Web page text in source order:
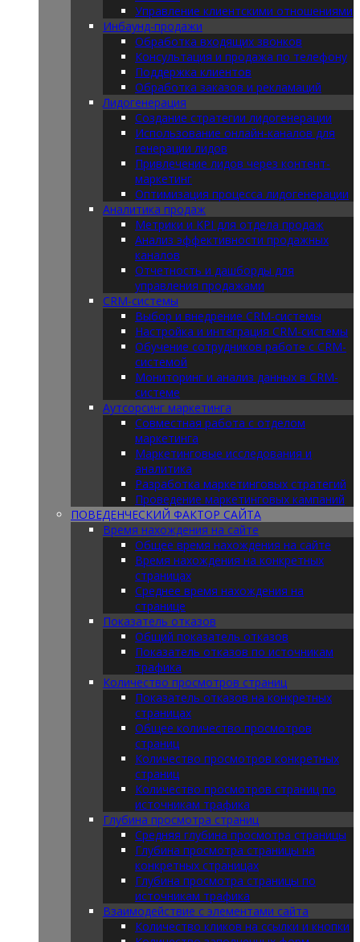
Управление клиентскими отношениями
Инбаунд-продажи
Обработка входящих звонков
Консультация и продажа по телефону
Поддержка клиентов
Обработка заказов и рекламаций
Лидогенерация
Создание стратегии лидогенерации
Использование онлайн-каналов для
генерации лидов
Привлечение лидов через контент-
маркетинг
Оптимизация процесса лидогенерации
Аналитика продаж
Метрики и KPI для отдела продаж
Анализ эффективности продажных
каналов
Отчетность и дашборды для
управления продажами
CRM-системы
Выбор и внедрение CRM-системы
Настройка и интеграция CRM-системы
Обучение сотрудников работе с CRM-
системой
Мониторинг и анализ данных в CRM-
системе
Аутсорсинг маркетинга
Совместная работа с отделом
маркетинга
Маркетинговые исследования и
аналитика
Разработка маркетинговых стратегий
Проведение маркетинговых кампаний
ПОВЕДЕНЧЕСКИЙ ФАКТОР САЙТА
Время нахождения на сайте
Общее время нахождения на сайте
Время нахождения на конкретных
страницах
Среднее время нахождения на
странице
Показатель отказов
Общий показатель отказов
Показатель отказов по источникам
трафика
Количество просмотров страниц
Показатель отказов на конкретных
страницах
Общее количество просмотров
страниц
Количество просмотров конкретных
страниц
Количество просмотров страниц по
источникам трафика
Глубина просмотра страниц
Средняя глубина просмотра страницы
Глубина просмотра страницы на
конкретных страницах
Глубина просмотра страницы по
источникам трафика
Взаимодействие с элементами сайта
Количество кликов на ссылки и кнопки